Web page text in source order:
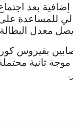
بعد اجتماع
للمساعدة
بفيروس
ثانية